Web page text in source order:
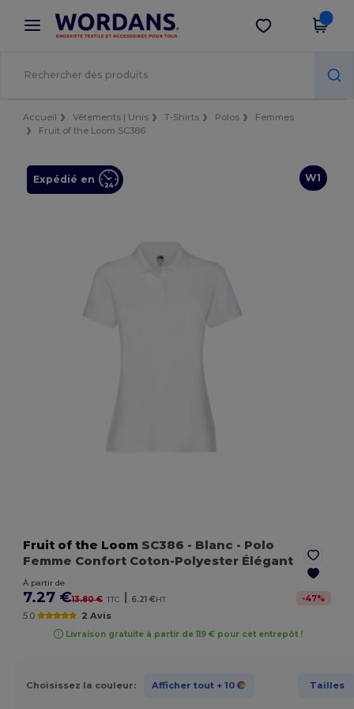
× Appli Wordans
Meilleurs prix sur l’app !
Obtenir l'appli
Accueil Vêtements | Unis T-Shirts Polos
Femmes
Fruit of the Loom SC386
W1
Expédié en
Fruit of the Loom SC386 - Blanc - Polo
Femme Confort Coton-Polyester Élégant
À partir de
7.27 €13.80 € TTC | 6.21 €HT -47%
5.0 2 Avis
Livraison gratuite à partir de 119 € pour cet entrepôt !
Choisissez la couleur: Afficher tout + 10 Tailles